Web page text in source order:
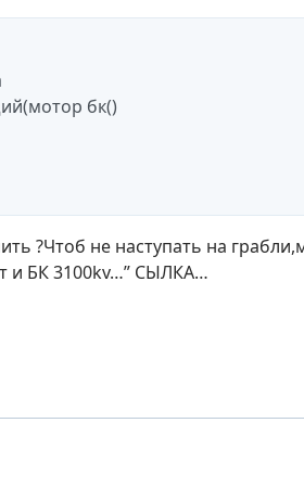
бк()
?Чтоб не наступать на
и БК 3100kv…” СЫЛКА…